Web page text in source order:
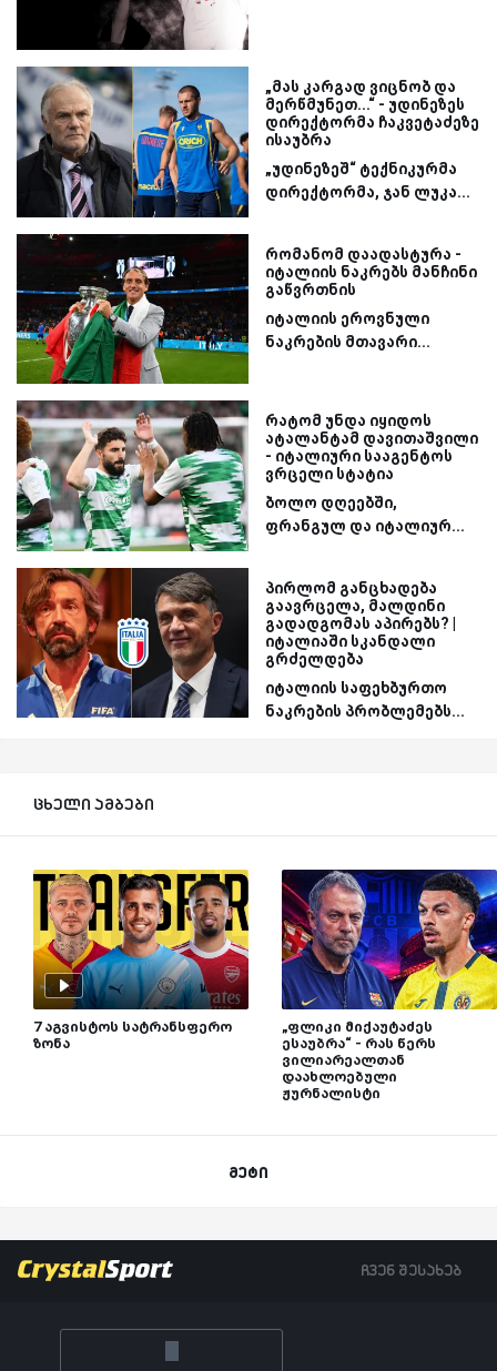
„მას კარგად ვიცნობ და
მერწმუნეთ...“ - უდინეზეს
დირექტორმა ჩაკვეტაძეზე
ისაუბრა
„უდინეზეშ“ ტექნიკურმა
დირექტორმა, ჯან ლუკა...
რომანომ დაადასტურა -
იტალიის ნაკრებს მანჩინი
გაწვრთნის
იტალიის ეროვნული
ნაკრების მთავარი...
რატომ უნდა იყიდოს
ატალანტამ დავითაშვილი
- იტალიური სააგენტოს
ვრცელი სტატია
ბოლო დღეებში,
ფრანგულ და იტალიურ...
პირლომ განცხადება
გაავრცელა, მალდინი
გადადგომას აპირებს? |
იტალიაში სკანდალი
გრძელდება
იტალიის საფეხბურთო
ნაკრების პრობლემებს...
ცხელი ამბები
7 აგვისტოს სატრანსფერო
ზონა
„ფლიკი მიქაუტაძეს
ესაუბრა“ - რას წერს
ვილიარეალთან
დაახლოებული
ჟურნალისტი
მეტი
ჩვენ შესახებ